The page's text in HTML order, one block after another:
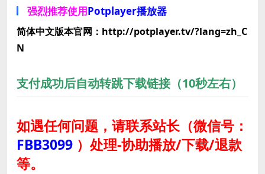
强烈推荐使用Potplayer播放器
简体中文版本官网：http://potplayer.tv/?lang=zh_C
N
支付成功后自动转跳下载链接（10秒左右）
如遇任何问题，请联系站长（微信号：
FBB3099 ） 处理-协助播放/下载/退款
等。